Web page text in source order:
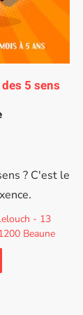
5 sens
? C'est le
- 13
Beaune